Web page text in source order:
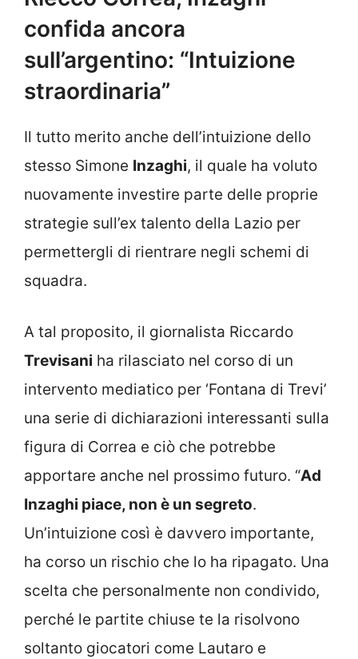
confida ancora
sull’argentino: “Intuizione
straordinaria”
Il tutto merito anche dell’intuizione dello
stesso Simone Inzaghi, il quale ha voluto
nuovamente investire parte delle proprie
strategie sull’ex talento della Lazio per
permettergli di rientrare negli schemi di
squadra.
A tal proposito, il giornalista Riccardo
Trevisani ha rilasciato nel corso di un
intervento mediatico per ‘Fontana di Trevi’
una serie di dichiarazioni interessanti sulla
figura di Correa e ciò che potrebbe
apportare anche nel prossimo futuro. “Ad
Inzaghi piace, non è un segreto.
Un’intuizione così è davvero importante,
ha corso un rischio che lo ha ripagato. Una
scelta che personalmente non condivido,
perché le partite chiuse te la risolvono
soltanto giocatori come Lautaro e